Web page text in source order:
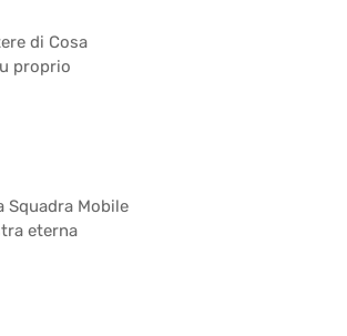
di Cosa
proprio
Squadra Mobile
eterna